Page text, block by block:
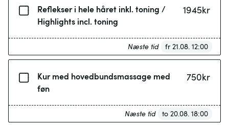
Reflekser i hele håret inkl. toning /
Highlights incl. toning
1945kr
Næste tid fr 21.08. 12:00
Kur med hovedbundsmassage med
føn
750kr
Næste tid to 20.08. 18:00